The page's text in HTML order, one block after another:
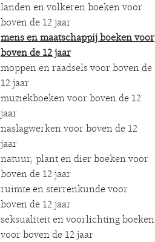
landen en volkeren boeken voor
boven de 12 jaar
mens en maatschappij boeken voor
boven de 12 jaar
moppen en raadsels voor boven de
12 jaar
muziekboeken voor boven de 12
jaar
naslagwerken voor boven de 12
jaar
natuur, plant en dier boeken voor
boven de 12 jaar
ruimte en sterrenkunde voor
boven de 12 jaar
seksualiteit en voorlichting boeken
voor boven de 12 jaar